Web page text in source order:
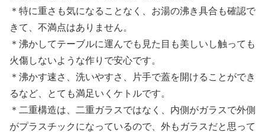
＊特に重さも気になることなく、お湯の沸き具合も確認で
きて、不満点はありません。
＊沸かしてテーブルに運んでも見た目も美しいし触っても
火傷しないような作りで安心です。
＊沸かす速さ、洗いやすさ、片手で蓋を開けることができ
るなど、とても満足いくケトルです。
＊二重構造は、二重ガラスではなく、内側がガラスで外側
がプラスチックになっているので、外もガラスだと思って